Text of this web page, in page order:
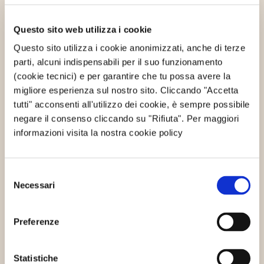
Questo sito web utilizza i cookie
Questo sito utilizza i cookie anonimizzati, anche di terze
parti, alcuni indispensabili per il suo funzionamento
(cookie tecnici) e per garantire che tu possa avere la
migliore esperienza sul nostro sito. Cliccando "Accetta
tutti" acconsenti all'utilizzo dei cookie, è sempre possibile
negare il consenso cliccando su "Rifiuta". Per maggiori
informazioni visita la nostra cookie policy
delNecessari
Preferenze
Statistiche
#EnergySharing #Spritz, un aperitivo
per conoscere le cooperative
WeForGreen